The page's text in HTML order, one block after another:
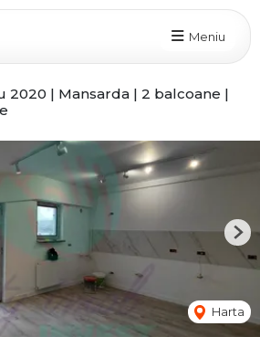
Meniu
2020 | Mansarda | 2 balcoane |
Harta